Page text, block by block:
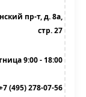
пр-т, д. 8а,
стр. 27
9:00 - 18:00
(495) 278-07-56